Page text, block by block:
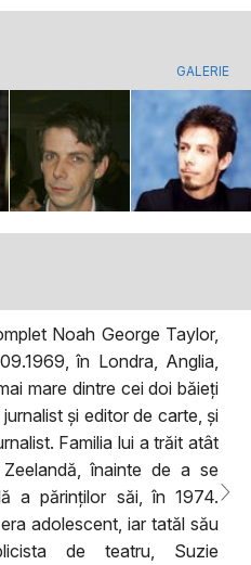
GALERIE
Noah George Taylor,
în Londra, Anglia,
mare dintre cei doi băieți
și editor de carte, și
Familia lui a trăit atât
înainte de a se
a părinților săi, în 1974.
adolescent, iar tatăl său
de teatru, Suzie